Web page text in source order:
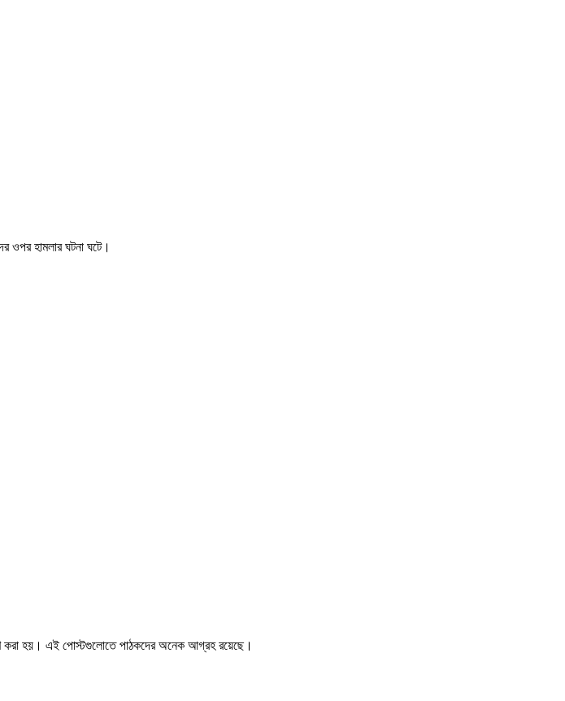
ওপর হামলার ঘটনা ঘটে।
করা হয়। এই পোস্টগুলোতে পাঠকদের অনেক আগ্রহ রয়েছে।